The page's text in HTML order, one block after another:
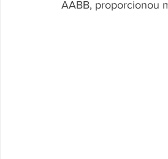
AABB, proporcionou